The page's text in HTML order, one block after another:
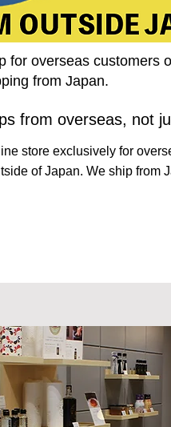
for overseas customers
from Japan.
from overseas, not
store exclusively for
of Japan. We ship from